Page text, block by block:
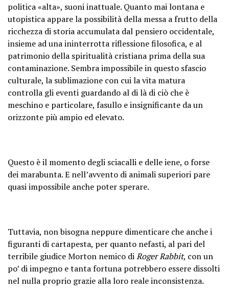
politica «alta», suoni inattuale. Quanto mai lontana e
utopistica appare la possibilità della messa a frutto della
ricchezza di storia accumulata dal pensiero occidentale,
insieme ad una ininterrotta riflessione filosofica, e al
patrimonio della spiritualità cristiana prima della sua
contaminazione. Sembra impossibile in questo sfascio
culturale, la sublimazione con cui la vita matura
controlla gli eventi guardando al di là di ciò che è
meschino e particolare, fasullo e insignificante da un
orizzonte più ampio ed elevato.
Questo è il momento degli sciacalli e delle iene, o forse
dei marabunta. E nell’avvento di animali superiori pare
quasi impossibile anche poter sperare.
Tuttavia, non bisogna neppure dimenticare che anche i
figuranti di cartapesta, per quanto nefasti, al pari del
terribile giudice Morton nemico diRoger Rabbit, con un
po’ di impegno e tanta fortuna potrebbero essere dissolti
nel nulla proprio grazie alla loro reale inconsistenza.